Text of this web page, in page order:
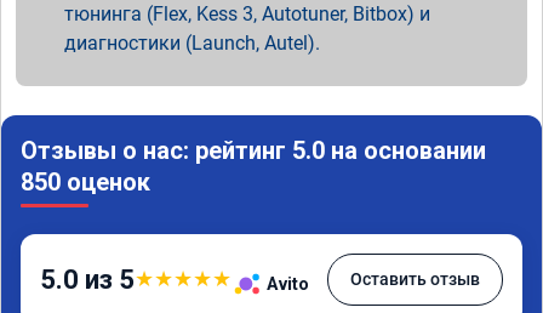
тюнинга (Flex, Kess 3, Autotuner, Bitbox) и
диагностики (Launch, Autel).
Отзывы о нас: рейтинг 5.0 на основании
850 оценок
5.0 из 5★★★★★ Avito Оставить отзыв